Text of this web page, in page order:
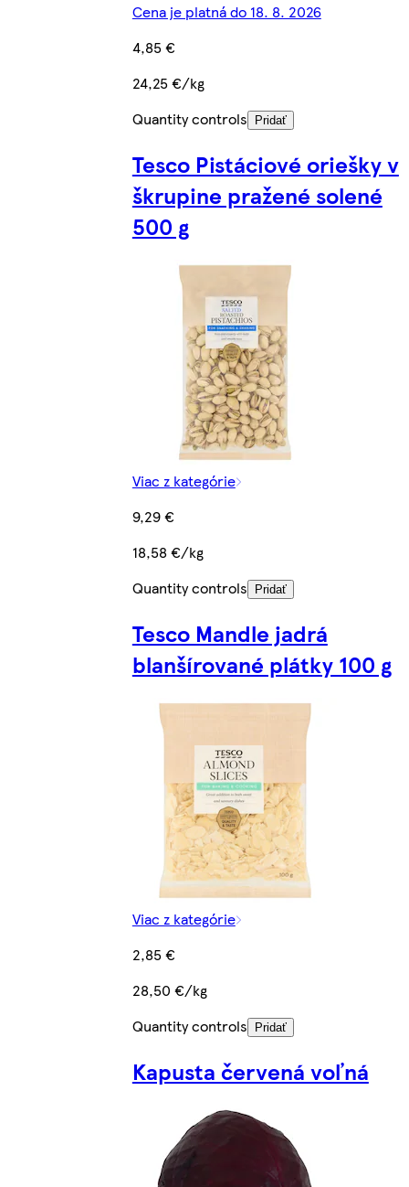
Cena je platná do 18. 8. 2026
4,85 €
24,25 €/kg
Quantity controls
Pridať
Tesco Pistáciové oriešky v
škrupine pražené solené
500 g
Viac z kategórie
9,29 €
18,58 €/kg
Quantity controls
Pridať
Tesco Mandle jadrá
blanšírované plátky 100 g
Viac z kategórie
2,85 €
28,50 €/kg
Quantity controls
Pridať
Kapusta červená voľná